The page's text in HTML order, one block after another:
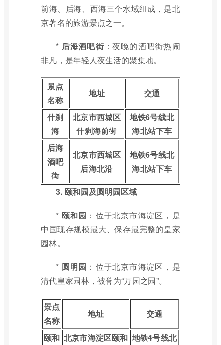
前海、后海、西海三个水域组成，是北
京著名的旅游景点之一。
* 后海酒吧街 ：夜晚的酒吧街热闹
非凡，是年轻人夜生活的聚集地。
景点
名称
地址 交通
什刹
海
北京市西城区
什刹海前街
地铁6号线北
海北站下车
后海
酒吧
街
北京市西城区
后海北沿
地铁6号线北
海北站下车
3. 颐和园及圆明园区域
* 颐和园 ：位于北京市海淀区，是
中国现存规模最大、保存最完整的皇家
园林。
* 圆明园 ：位于北京市海淀区，是
清代皇家园林，被誉为“万园之园”。
景点
名称
地址 交通
颐和 北京市海淀区颐和 地铁4号线北